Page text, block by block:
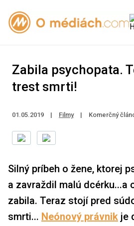
Zabila psychopata.
trest smrti!
01.05.2019 | Filmy | Komerčný
Silný príbeh o žene, ktorej
a zavraždil malú dcérku...a
zabila. Teraz stojí pred
smrti... Neónový právnik je